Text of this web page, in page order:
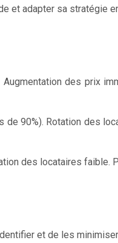
et adapter sa stratégie
des prix
90%). Rotation des
des locataires
et de les